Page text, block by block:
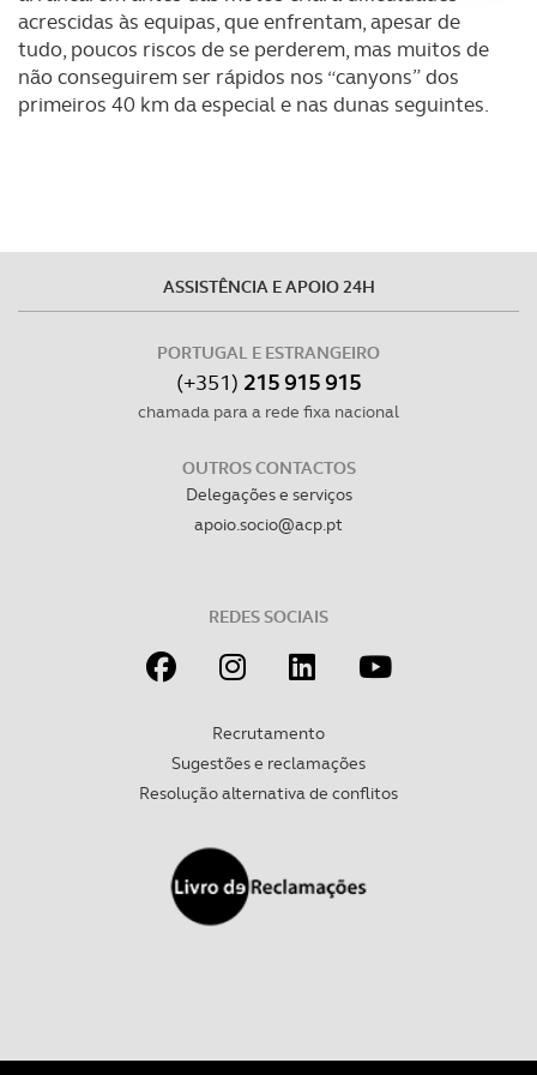
Adicionalmente partilhamos informação, relativa à sua
utilização do nosso site de publicidade e de análise, com
parceiros e organizações na UE e em países terceiros.
Realçamos que o bloqueio de certo tipo de Cookies e
disponibilizados.
Consulte a política de cookies do site.
acrescidas às equipas, que enfrentam, apesar de
tudo, poucos riscos de se perderem, mas muitos de
não conseguirem ser rápidos nos “canyons” dos
primeiros 40 km da especial e nas dunas seguintes.
ASSISTÊNCIA E APOIO 24H
PORTUGAL E ESTRANGEIRO
(+351) 215 915 915
chamada para a rede fixa nacional
OUTROS CONTACTOS
Delegações e serviços
apoio.socio@acp.pt
REDES SOCIAIS
Recrutamento
Sugestões e reclamações
Resolução alternativa de conflitos